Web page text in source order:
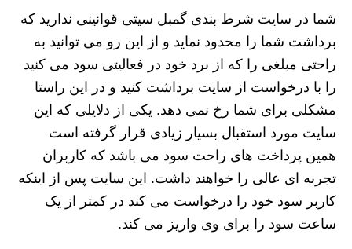
شما در سایت شرط بندی گمبل سیتی قوانینی ندارید که
برداشت شما را محدود نماید و از این رو می توانید به
راحتی مبلغی را که از برد خود در فعالیتی سود می کنید
را با درخواست از سایت برداشت کنید و در این راستا
مشکلی برای شما رخ نمی دهد. یکی از دلایلی که این
سایت مورد استقبال بسیار زیادی قرار گرفته است
همین پرداخت های راحت سود می باشد که کاربران
تجربه ای عالی را خواهند داشت. این سایت پس از اینکه
کاربر سود خود را درخواست می کند در کمتر از یک
ساعت سود را برای وی واریز می کند.